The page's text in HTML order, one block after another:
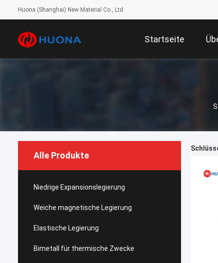
Huona (Shanghai) New Material Co., Ltd.
Startseite
Alle Produkte
Niedrige Expansionslegierung
Weiche magnetische Legierung
Elastische Legierung
Bimetall für thermische Zwecke